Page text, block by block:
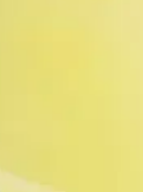
yhteystiedot